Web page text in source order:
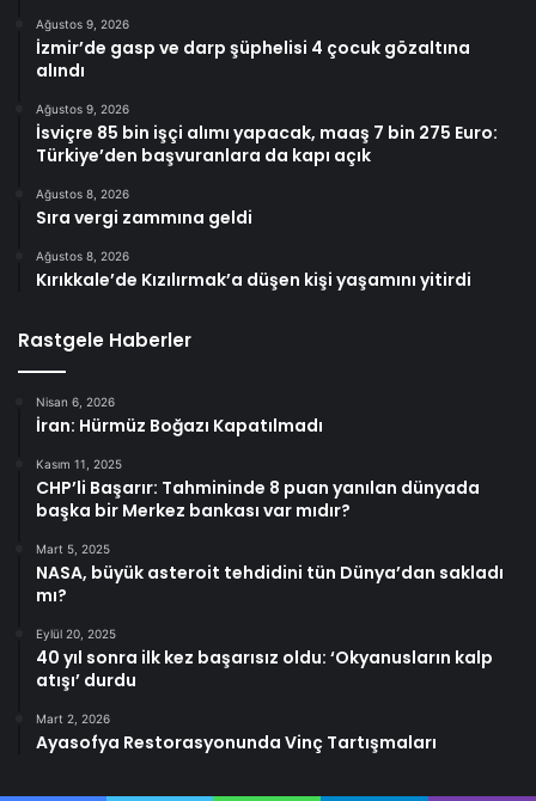
Ağustos 9, 2026
İzmir’de gasp ve darp şüphelisi 4 çocuk gözaltına
alındı
Ağustos 9, 2026
İsviçre 85 bin işçi alımı yapacak, maaş 7 bin 275 Euro:
Türkiye’den başvuranlara da kapı açık
Ağustos 8, 2026
Sıra vergi zammına geldi
Ağustos 8, 2026
Kırıkkale’de Kızılırmak’a düşen kişi yaşamını yitirdi
Rastgele Haberler
Nisan 6, 2026
İran: Hürmüz Boğazı Kapatılmadı
Kasım 11, 2025
CHP’li Başarır: Tahmininde 8 puan yanılan dünyada
başka bir Merkez bankası var mıdır?
Mart 5, 2025
NASA, büyük asteroit tehdidini tün Dünya’dan sakladı
mı?
Eylül 20, 2025
40 yıl sonra ilk kez başarısız oldu: ‘Okyanusların kalp
atışı’ durdu
Mart 2, 2026
Ayasofya Restorasyonunda Vinç Tartışmaları